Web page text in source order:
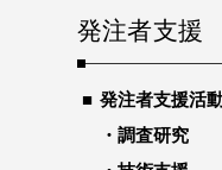
発注者支援
発注者支援活
調査研究